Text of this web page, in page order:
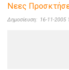
Νεες
Δημοσίευση: 16-11-2005